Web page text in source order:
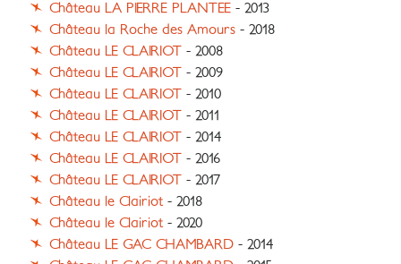
Château LA PIERRE PLANTEE - 2013
Château la Roche des Amours - 2018
Château LE CLAIRIOT - 2008
Château LE CLAIRIOT - 2009
Château LE CLAIRIOT - 2010
Château LE CLAIRIOT - 2011
Château LE CLAIRIOT - 2014
Château LE CLAIRIOT - 2016
Château LE CLAIRIOT - 2017
Château le Clairiot - 2018
Château le Clairiot - 2020
Château LE GAC CHAMBARD - 2014